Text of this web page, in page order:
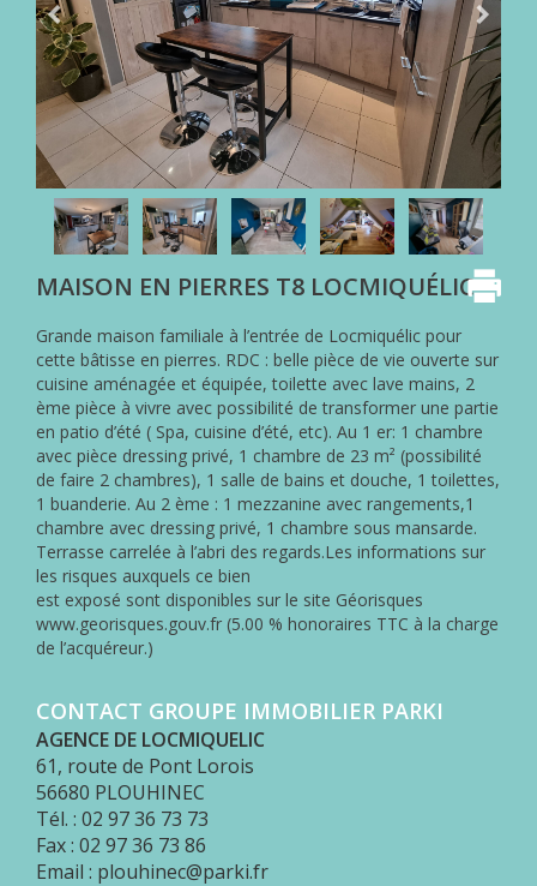
NOS
HONORAIRES
ACHETER
AVEC
PARKI
VENDRE
AVEC
PARKI
EST
LES
SERVICES
PARKI
MA
SÉLECTION
PARKI
MON
COMPTE
ESPACE
ACQUÉREUR
MAISON EN PIERRES T8 LOCMIQUÉLIC
Grande maison familiale à l’entrée de Locmiquélic pour
cette bâtisse en pierres. RDC : belle pièce de vie ouverte sur
cuisine aménagée et équipée, toilette avec lave mains, 2
ème pièce à vivre avec possibilité de transformer une partie
en patio d’été ( Spa, cuisine d’été, etc). Au 1 er: 1 chambre
avec pièce dressing privé, 1 chambre de 23 m² (possibilité
de faire 2 chambres), 1 salle de bains et douche, 1 toilettes,
1 buanderie. Au 2 ème : 1 mezzanine avec rangements,1
chambre avec dressing privé, 1 chambre sous mansarde.
Terrasse carrelée à l’abri des regards.Les informations sur
les risques auxquels ce bien
est exposé sont disponibles sur le site Géorisques
www.georisques.gouv.fr (5.00 % honoraires TTC à la charge
de l’acquéreur.)
CONTACT GROUPE IMMOBILIER PARKI
AGENCE DE LOCMIQUELIC
61, route de Pont Lorois
56680 PLOUHINEC
Tél. : 02 97 36 73 73
Fax : 02 97 36 73 86
Email : plouhinec@parki.fr